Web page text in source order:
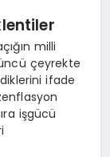
milli
çeyrekte
ifade
işgücü